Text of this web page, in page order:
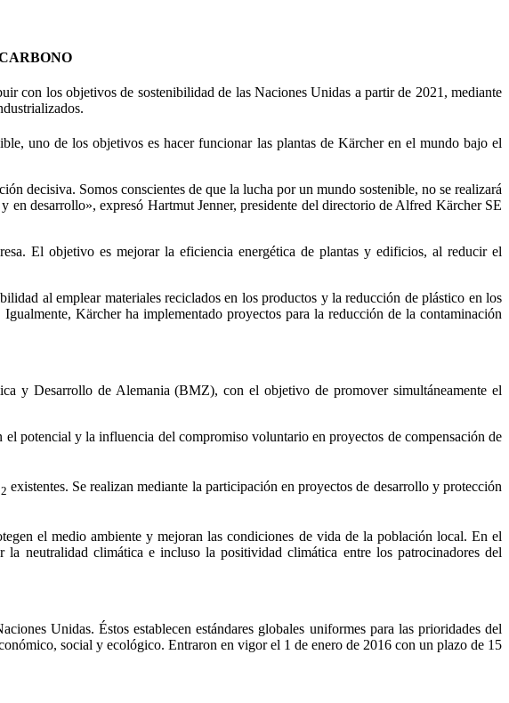
con los objetivos de sostenibilidad de las Naciones Unidas a partir de 2021, mediante
uno de los objetivos es hacer funcionar las plantas de Kärcher en el mundo bajo el
decisiva. Somos conscientes de que la lucha por un mundo sostenible, no se realizará
en desarrollo», expresó Hartmut Jenner, presidente del directorio de Alfred Kärcher SE
El objetivo es mejorar la eficiencia energética de plantas y edificios, al reducir el
al emplear materiales reciclados en los productos y la reducción de plástico en los
Kärcher ha implementado proyectos para la reducción de la contaminación
y Desarrollo de Alemania (BMZ), con el objetivo de promover simultáneamente el
potencial y la influencia del compromiso voluntario en proyectos de compensación de
2 existentes. Se realizan mediante la participación en proyectos de desarrollo y protección
el medio ambiente y mejoran las condiciones de vida de la población local. En el
neutralidad climática e incluso la positividad climática entre los patrocinadores del
Unidas. Éstos establecen estándares globales uniformes para las prioridades del
social y ecológico. Entraron en vigor el 1 de enero de 2016 con un plazo de 15